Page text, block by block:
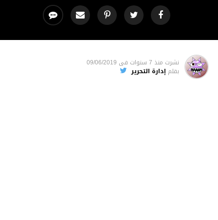
نشرت منذ 7 سنوات فى 09/06/2019
بقلم إدارة التحرير